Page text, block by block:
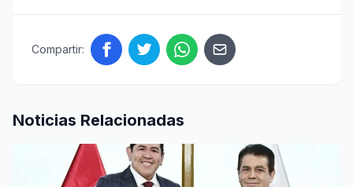
Compartir:
Noticias Relacionadas